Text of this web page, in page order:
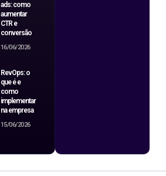
ads: como
aumentar
CTR e
conversão
16/06/2026
RevOps: o
que é e
como
implementar
na empresa
15/06/2026